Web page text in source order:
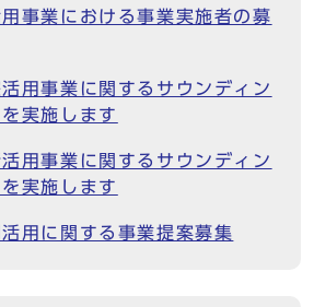
用事業における事業実施者の募
活用事業に関するサウンディン
実施します
活用事業に関するサウンディン
実施します
用に関する事業提案募集